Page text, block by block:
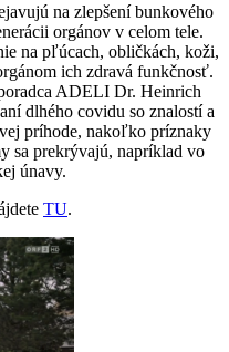
na zlepšení bunkového
orgánov v celom tele.
na pľúcach, obličkách, koži,
ich zdravá funkčnosť.
ADELI Dr. Heinrich
dlhého covidu so znalostí a
príhode, nakoľko príznaky
sa prekrývajú, napríklad vo
únavy.
TU.